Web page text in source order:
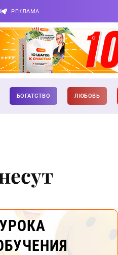
РЕКЛАМА
БОГАТСТВО ЛЮБОВЬ